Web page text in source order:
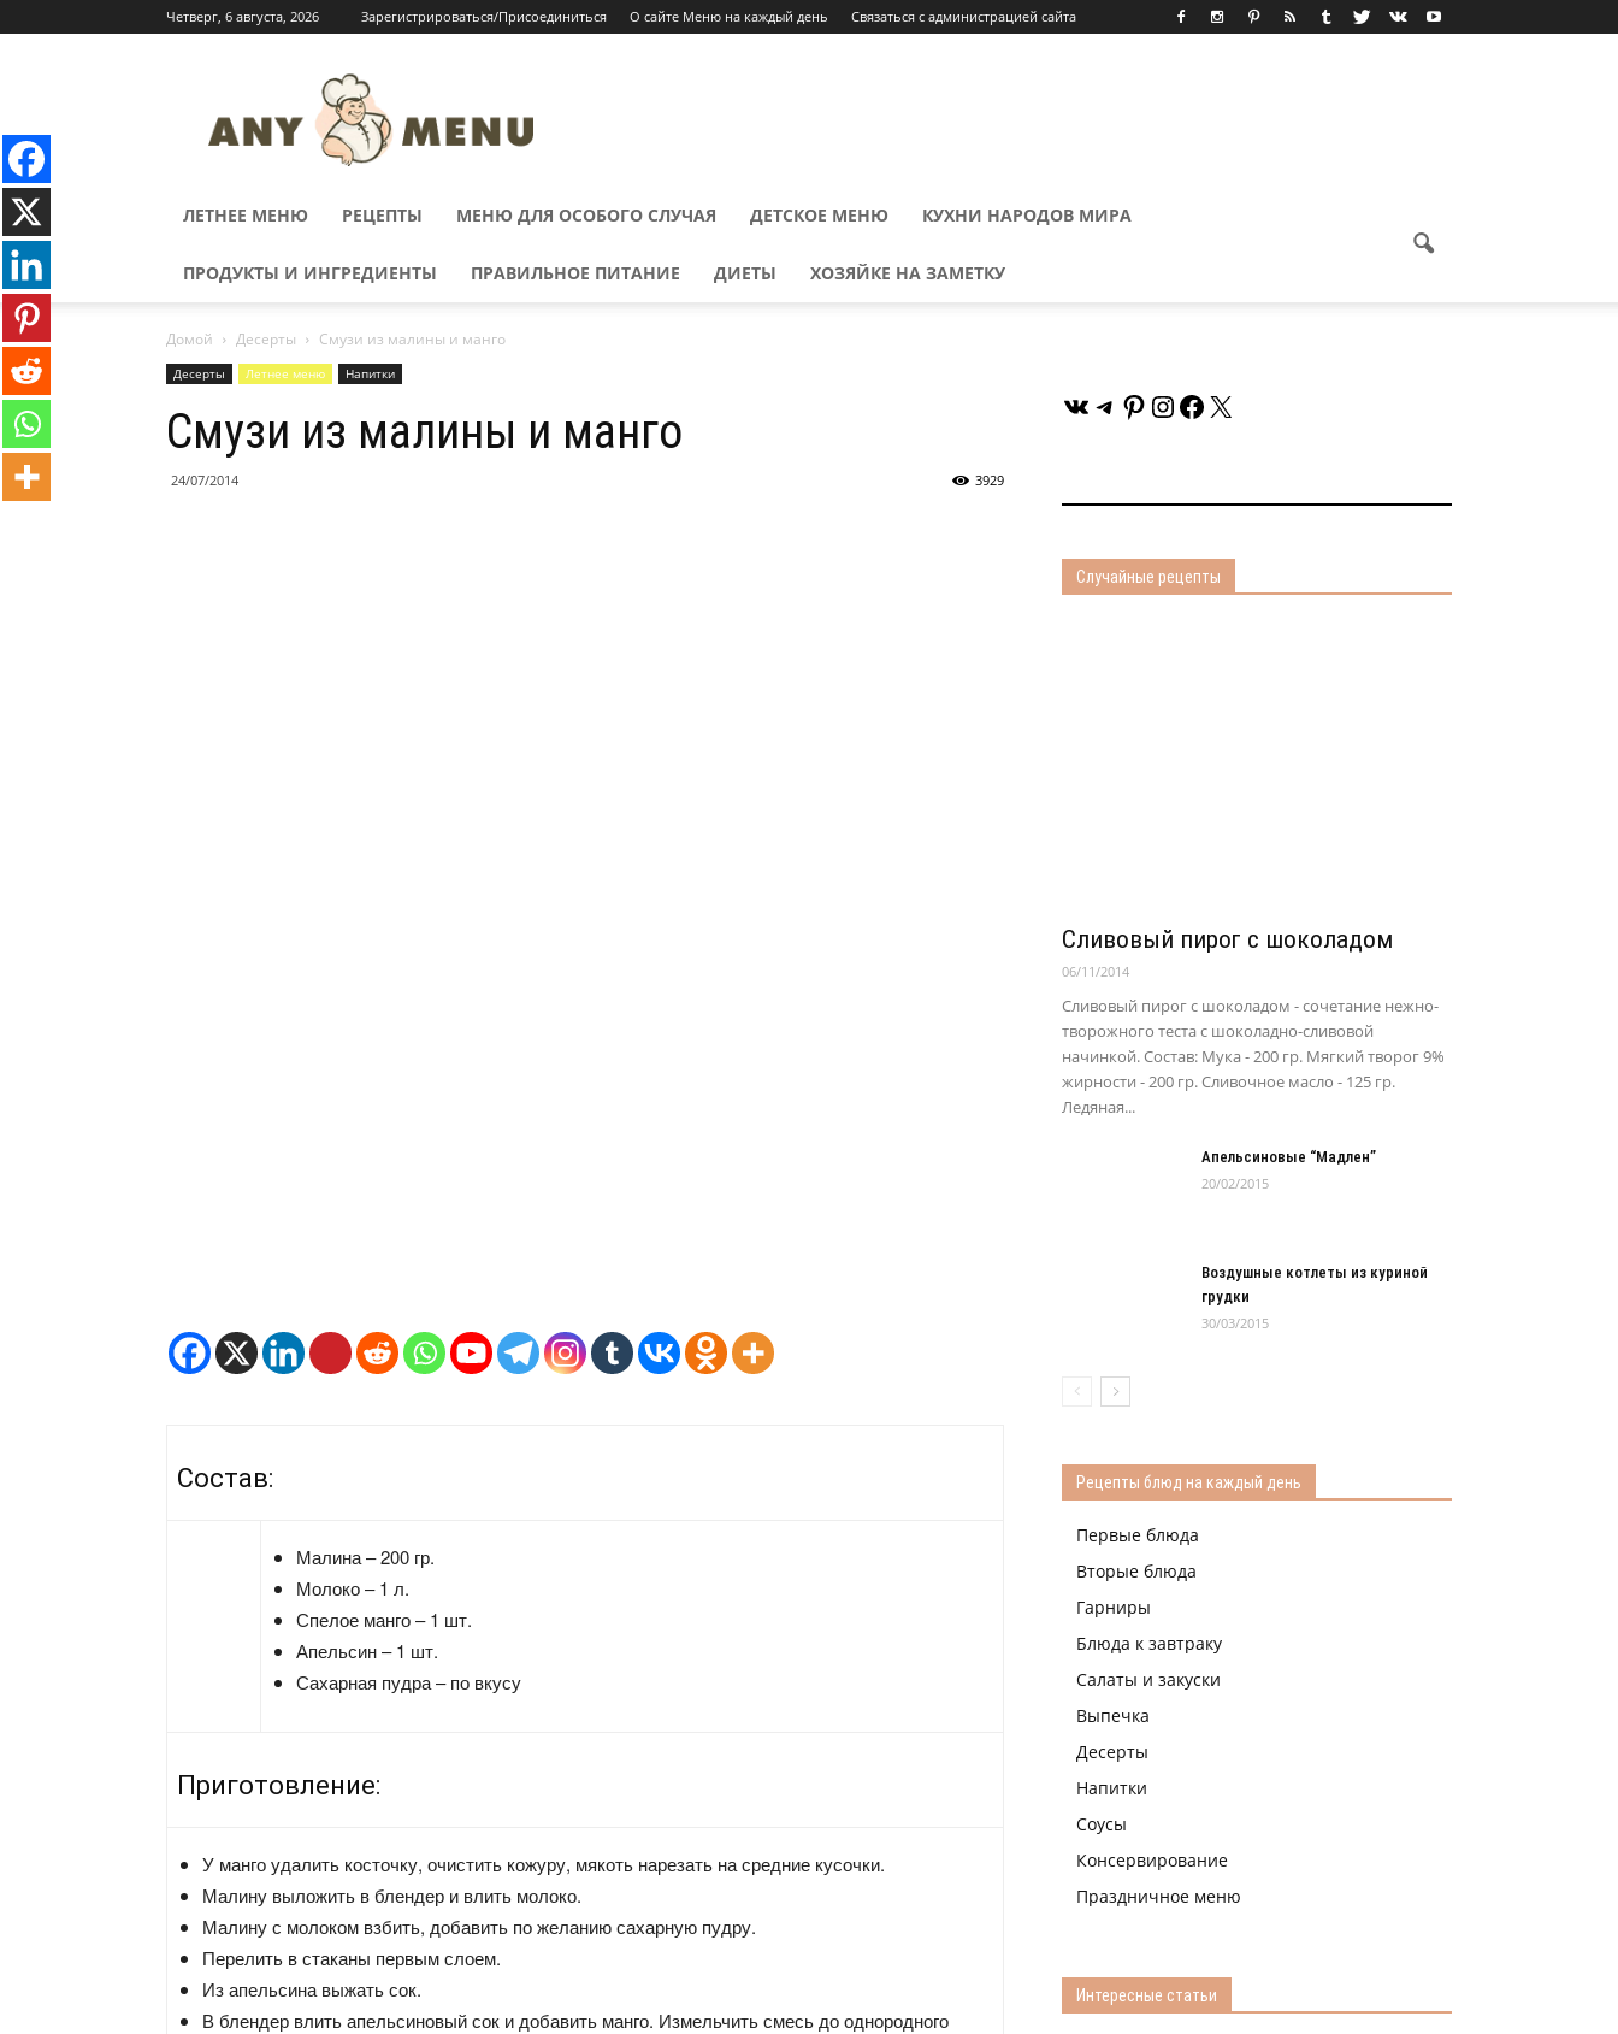
Четверг, 6 августа, 2026 Зарегистрироваться/Присоединиться О сайте Меню на каждый день Связаться с администрацией сайта
ЛЕТНЕЕ МЕНЮ РЕЦЕПТЫ МЕНЮ ДЛЯ ОСОБОГО СЛУЧАЯ ДЕТСКОЕ МЕНЮ КУХНИ НАРОДОВ МИРА
ПРОДУКТЫ И ИНГРЕДИЕНТЫ ПРАВИЛЬНОЕ ПИТАНИЕ ДИЕТЫ ХОЗЯЙКЕ НА ЗАМЕТКУ
Домой Десерты Смузи из малины и манго
Десерты Летнее меню Напитки
Смузи из малины и манго
24/07/2014 3929
Состав:
Малина – 200 гр.
Молоко – 1 л.
Спелое манго – 1 шт.
Апельсин – 1 шт.
Сахарная пудра – по вкусу
Приготовление:
У манго удалить косточку, очистить кожуру, мякоть нарезать на средние кусочки.
Малину выложить в блендер и влить молоко.
Малину с молоком взбить, добавить по желанию сахарную пудру.
Перелить в стаканы первым слоем.
Из апельсина выжать сок.
В блендер влить апельсиновый сок и добавить манго. Измельчить смесь до однородного
ВКонтакте
Telegram
Pinterest
Instagram
Facebook
X
Случайные рецепты
Сливовый пирог с шоколадом
06/11/2014
Сливовый пирог с шоколадом - сочетание нежно-
творожного теста с шоколадно-сливовой
начинкой. Состав: Мука - 200 гр. Мягкий творог 9%
жирности - 200 гр. Сливочное масло - 125 гр.
Ледяная...
Апельсиновые “Мадлен”
20/02/2015
Воздушные котлеты из куриной
грудки
30/03/2015
Рецепты блюд на каждый день
Первые блюда
Вторые блюда
Гарниры
Блюда к завтраку
Салаты и закуски
Выпечка
Десерты
Напитки
Соусы
Консервирование
Праздничное меню
Интересные статьи